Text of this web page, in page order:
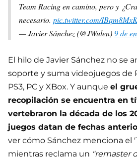
Team Racing en camino, pero y
necesario. pic.twitter.com/
— Javier Sánchez (@JWulen) 9 de
El hilo de Javier Sánchez no se
soporte y suma videojuegos de
PS3, PC y XBox. Y aunque el
recopilación se encuentra en
vertebraron la década de los
juegos datan de fechas
ver cómo Sánchez menciona el
mientras reclama un "remaster